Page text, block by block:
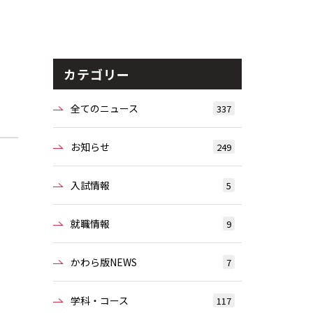
カテゴリー
全てのニュース 337
お知らせ 249
入試情報 5
就職情報 9
かわら版NEWS 7
学科・コース 117